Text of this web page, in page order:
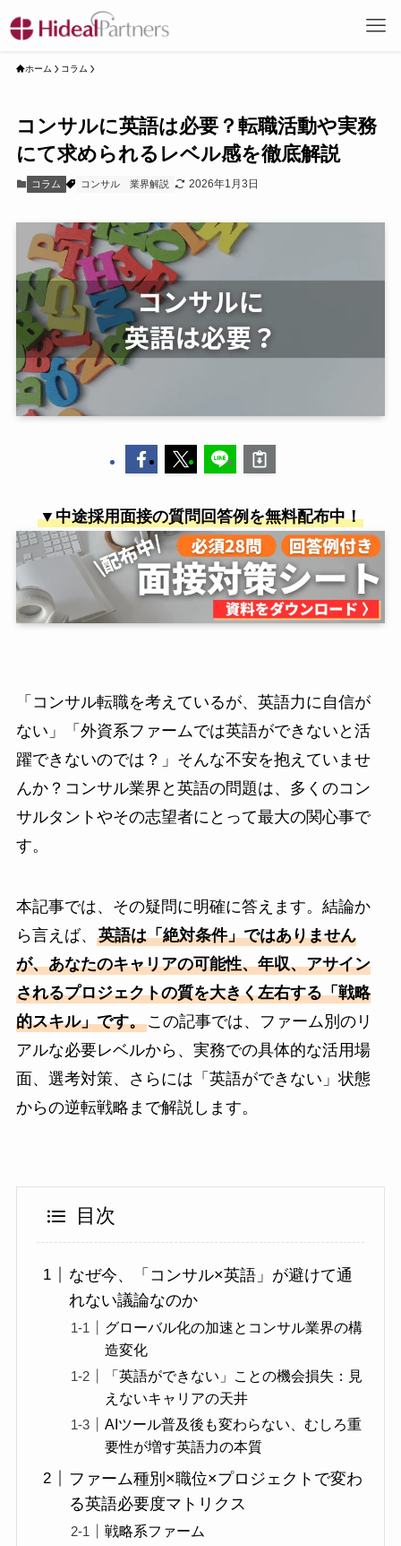
ホーム コラム
コンサルに英語は必要？転職活動や実務
にて求められるレベル感を徹底解説
コラム コンサル 業界解説 2026年1月3日
▼中途採用面接の質問回答例を無料配布中！
「コンサル転職を考えているが、英語力に自信が
ない」「外資系ファームでは英語ができないと活
躍できないのでは？」そんな不安を抱えていませ
んか？コンサル業界と英語の問題は、多くのコン
サルタントやその志望者にとって最大の関心事で
す。
本記事では、その疑問に明確に答えます。結論か
ら言えば、 英語は「絶対条件」ではありません
が、あなたのキャリアの可能性、年収、アサイン
されるプロジェクトの質を大きく左右する「戦略
的スキル」です。この記事では、ファーム別のリ
アルな必要レベルから、実務での具体的な活用場
面、選考対策、さらには「英語ができない」状態
からの逆転戦略まで解説します。
目次
なぜ今、「コンサル×英語」が避けて通
れない議論なのか
グローバル化の加速とコンサル業界の構
造変化
「英語ができない」ことの機会損失：見
えないキャリアの天井
AIツール普及後も変わらない、むしろ重
要性が増す英語力の本質
ファーム種別×職位×プロジェクトで変わ
る英語必要度マトリクス
戦略系ファーム